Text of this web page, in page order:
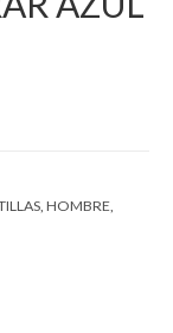
HOMBRE